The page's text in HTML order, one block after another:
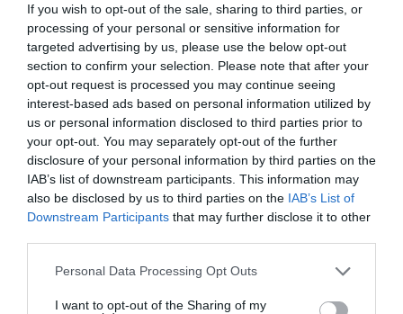
If you wish to opt-out of the sale, sharing to third parties, or
processing of your personal or sensitive information for
targeted advertising by us, please use the below opt-out
section to confirm your selection. Please note that after your
opt-out request is processed you may continue seeing
interest-based ads based on personal information utilized by
us or personal information disclosed to third parties prior to
your opt-out. You may separately opt-out of the further
disclosure of your personal information by third parties on the
IAB’s list of downstream participants. This information may
also be disclosed by us to third parties on the IAB’s List of
Downstream Participants that may further disclose it to other
Please note that this website/app uses one or more Google
not limited to your visit or usage behaviour. You may click to
Personal Data Processing Opt Outs
I want to opt-out of the Sharing of my
RALI KID 14"
159 €
¿Por qué una RALI es un gran regalo estas
Navidades?